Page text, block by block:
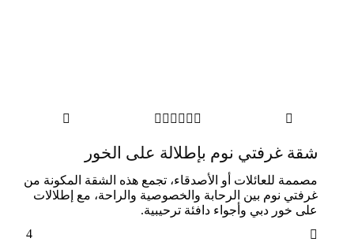

     

ﺷﻘﺔ ﻏﺮﻓﺘﻲ ﻧﻮم بإطلالة على اﻟﺨﻮر
مصممة للعائلات أو الأصدقاء، تجمع هذه الشقة المكونة من
غرفتي نوم بين الرحابة والخصوصية والراحة، مع إطلالات
على خور دبي وأجواء دافئة ترحيبية.

4